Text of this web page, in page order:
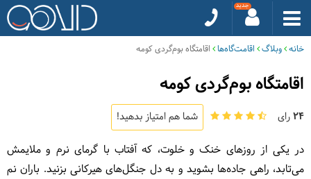
خانه وبلاگ اقامت‌گاه‌ها اقامتگاه بوم‌گردی کومه
اقامتگاه بوم‌گردی کومه
24رای شما هم امتیاز بدهید!
در یکی از روزهای خنک و خلوت، که آفتاب با گرمای نرم و ملایمش
می‌تابد، راهی جاده‌ها بشوید و به دل جنگل‌های هیرکانی بزنید. باران نم